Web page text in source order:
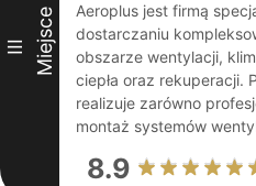
III Miejsce
Aeroplus jest firmą
dostarczaniu
obszarze wentylacji,
ciepła oraz rekuperacji.
realizuje zarówno
montaż systemów
8.9